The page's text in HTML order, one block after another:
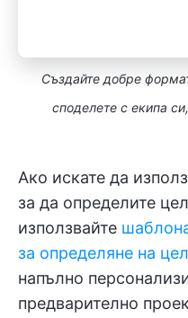
Създайте добре
споделете с екипа
Ако искате да
за да определите
използвайте
за определяне на
напълно
предварително